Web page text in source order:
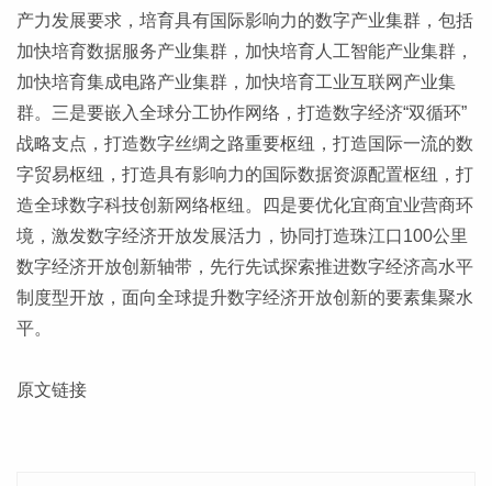
产力发展要求，培育具有国际影响力的数字产业集群，包括
加快培育数据服务产业集群，加快培育人工智能产业集群，
加快培育集成电路产业集群，加快培育工业互联网产业集
群。三是要嵌入全球分工协作网络，打造数字经济“双循环”
战略支点，打造数字丝绸之路重要枢纽，打造国际一流的数
字贸易枢纽，打造具有影响力的国际数据资源配置枢纽，打
造全球数字科技创新网络枢纽。四是要优化宜商宜业营商环
境，激发数字经济开放发展活力，协同打造珠江口100公里
数字经济开放创新轴带，先行先试探索推进数字经济高水平
制度型开放，面向全球提升数字经济开放创新的要素集聚水
平。
原文链接